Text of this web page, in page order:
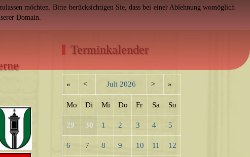
Terminkalender
« < Juli 2026 > »
Mo Di Mi Do Fr Sa So
29 30 1 2 3 4 5
6 7 8 9 10 11 12
möchten. Bitte berücksichtigen Sie, dass bei einer Ablehnung womöglich
Domain.